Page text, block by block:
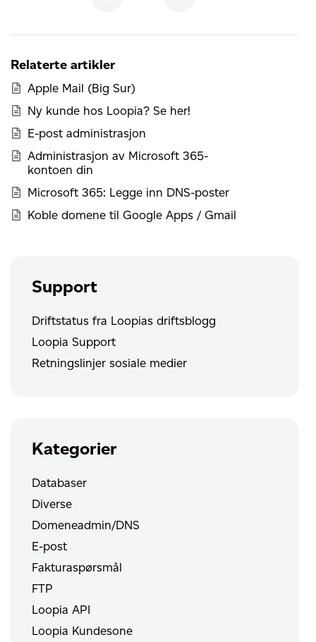
Relaterte artikler
Apple Mail (Big Sur)
Ny kunde hos Loopia? Se her!
E-post administrasjon
Administrasjon av Microsoft 365-
kontoen din
Microsoft 365: Legge inn DNS-poster
Koble domene til Google Apps / Gmail
Support
Driftstatus fra Loopias driftsblogg
Loopia Support
Retningslinjer sosiale medier
Kategorier
Databaser
Diverse
Domeneadmin/DNS
E-post
Fakturaspørsmål
FTP
Loopia API
Loopia Kundesone